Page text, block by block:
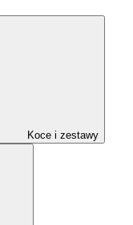
Koce i zestawy